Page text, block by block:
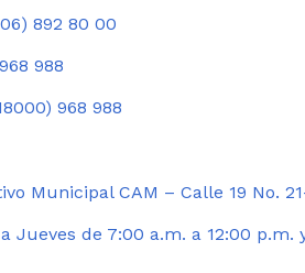
892 80 00
988
968 988
Municipal CAM – Calle 19 No.
Jueves de 7:00 a.m. a 12:00